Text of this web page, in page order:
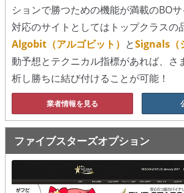
ステマに注意！
２ちゃんまとめ風の詐欺サイト
用語集
ションで勝つための機能が満載のBO
対応のサイトとしてはトップクラスの
Algobit（アルゴビット） とSignals（
動予想とテクニカル指標があれば、さ
析し勝ちに結び付けることが可能！
業者情報を見る
ファイブスターズオプション